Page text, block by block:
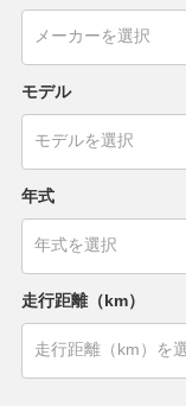
モデル
年式
走行距離（km）